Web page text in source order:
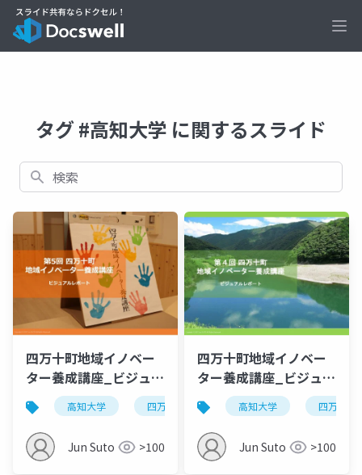
タグ #高知大学 に関するスライド
検索
四万十町地域イノベー
ター養成講座_ビジュア
ルレポート_第5回
高知大学 四万十町 地域ビジネス
Jun Suto >100
四万十町地域イノベー
ター養成講座_ビジュア
ルレポート_第4回
20171022
高知大学 四万十町
Jun Suto >100